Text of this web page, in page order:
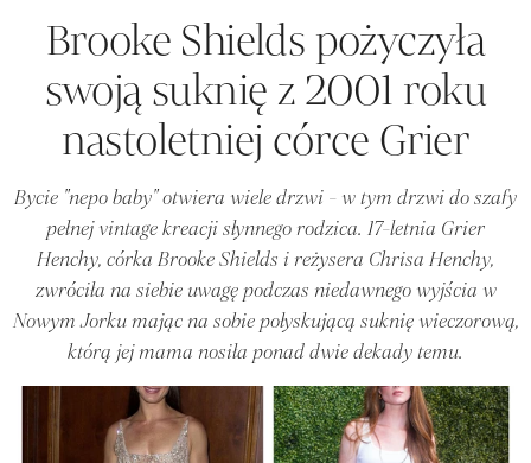
Brooke Shields pożyczyła
swoją suknię z 2001 roku
nastoletniej córce Grier
Bycie "nepo baby" otwiera wiele drzwi - w tym drzwi do szafy
pełnej vintage kreacji słynnego rodzica. 17-letnia Grier
Henchy, córka Brooke Shields i reżysera Chrisa Henchy,
zwróciła na siebie uwagę podczas niedawnego wyjścia w
Nowym Jorku mając na sobie połyskującą suknię wieczorową,
którą jej mama nosiła ponad dwie dekady temu.